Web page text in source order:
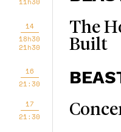
14
18h30
21h30
The
Built
16
21:30
17
21:30